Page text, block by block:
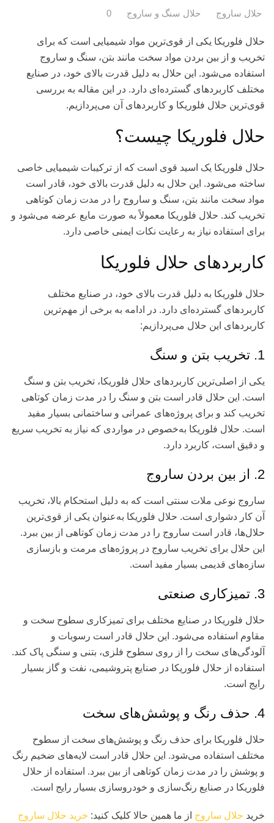
حلال ساروج حلال سنگ و ساروج 0
حلال فلوریکا یکی از قوی‌ترین مواد شیمیایی است که برای
تخریب و از بین بردن مواد سخت مانند بتن، سنگ و ساروج
استفاده می‌شود. این حلال به دلیل قدرت بالای خود، در صنایع
مختلف کاربردهای گسترده‌ای دارد. در این مقاله به بررسی
قوی‌ترین حلال فلوریکا و کاربردهای آن می‌پردازیم.
حلال فلوریکا چیست؟
حلال فلوریکا یک اسید قوی است که از ترکیبات شیمیایی خاصی
ساخته می‌شود. این حلال به دلیل قدرت بالای خود، قادر است
مواد سخت مانند بتن، سنگ و ساروج را در مدت زمان کوتاهی
تخریب کند. حلال فلوریکا معمولاً به صورت مایع عرضه می‌شود و
برای استفاده نیاز به رعایت نکات ایمنی خاصی دارد.
کاربردهای حلال فلوریکا
حلال فلوریکا به دلیل قدرت بالای خود، در صنایع مختلف
کاربردهای گسترده‌ای دارد. در ادامه به برخی از مهم‌ترین
کاربردهای این حلال می‌پردازیم:
1. تخریب بتن و سنگ
یکی از اصلی‌ترین کاربردهای حلال فلوریکا، تخریب بتن و سنگ
است. این حلال قادر است بتن و سنگ را در مدت زمان کوتاهی
تخریب کند و برای پروژه‌های عمرانی و ساختمانی بسیار مفید
است. حلال فلوریکا به‌خصوص در مواردی که نیاز به تخریب سریع
و دقیق است، کاربرد دارد.
2. از بین بردن ساروج
ساروج نوعی ملات سنتی است که به دلیل استحکام بالا، تخریب
آن کار دشواری است. حلال فلوریکا به‌عنوان یکی از قوی‌ترین
حلال‌ها، قادر است ساروج را در مدت زمان کوتاهی از بین ببرد.
این حلال برای تخریب ساروج در پروژه‌های مرمت و بازسازی
سازه‌های قدیمی بسیار مفید است.
3. تمیزکاری صنعتی
حلال فلوریکا در صنایع مختلف برای تمیزکاری سطوح سخت و
مقاوم استفاده می‌شود. این حلال قادر است رسوبات و
آلودگی‌های سخت را از روی سطوح فلزی، بتنی و سنگی پاک کند.
استفاده از حلال فلوریکا در صنایع پتروشیمی، نفت و گاز بسیار
رایج است.
4. حذف رنگ و پوشش‌های سخت
حلال فلوریکا برای حذف رنگ و پوشش‌های سخت از سطوح
مختلف استفاده می‌شود. این حلال قادر است لایه‌های ضخیم رنگ
و پوشش را در مدت زمان کوتاهی از بین ببرد. استفاده از حلال
فلوریکا در صنایع رنگ‌سازی و خودروسازی بسیار رایج است.
خرید حلال ساروج از ما همین حالا کلیک کنید: خرید حلال ساروج